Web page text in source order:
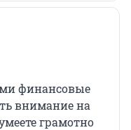
финансовые
внимание на
грамотно